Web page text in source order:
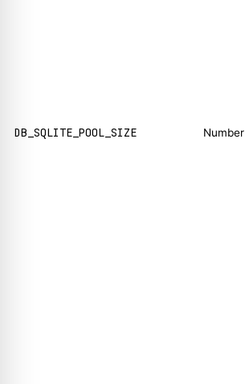
DB_SQLITE_POOL_SIZE Number